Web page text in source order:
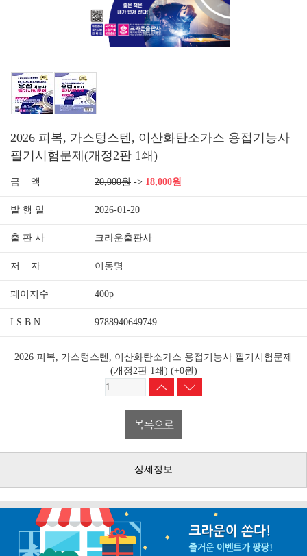
2026 피복, 가스텅스텐, 이산화탄소가스 용접기능사
필기시험문제(개정2판 1쇄)
금 액 20,000원 -> 18,000원
발 행 일 2026-01-20
출 판 사 크라운출판사
저 자 이동명
페이지수 400p
I S B N 9788940649749
2026 피복, 가스텅스텐, 이산화탄소가스 용접기능사 필기시험문제
(개정2판 1쇄) (+0원)
상세정보